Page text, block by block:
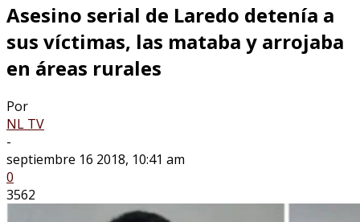
Asesino serial de Laredo detenía a
sus víctimas, las mataba y arrojaba
en áreas rurales
Por
NL TV
-
septiembre 16 2018, 10:41 am
0
3562